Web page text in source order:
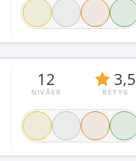
12
NIVÅER
3,5
BETYG